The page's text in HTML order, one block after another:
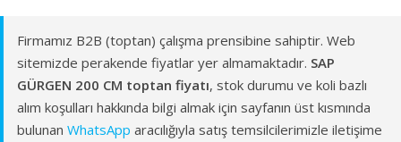
Firmamız B2B (toptan) çalışma prensibine sahiptir. Web
sitemizde perakende fiyatlar yer almamaktadır. SAP
GÜRGEN 200 CM toptan fiyatı, stok durumu ve koli bazlı
alım koşulları hakkında bilgi almak için sayfanın üst kısmında
bulunan WhatsApp aracılığıyla satış temsilcilerimizle iletişime